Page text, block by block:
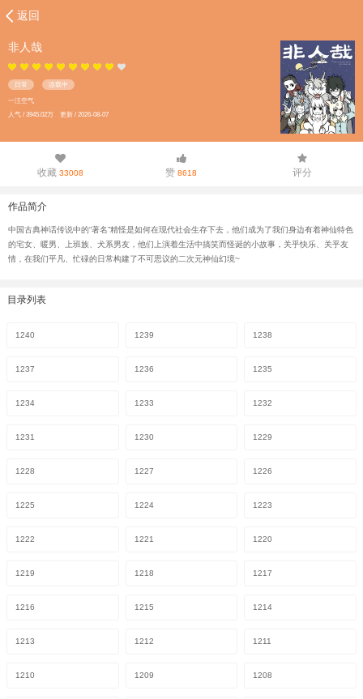
返回
非人哉
日常 连载中
一汪空气
人气 / 3945.02万 更新 / 2026-08-07
收藏 33008 赞 8618 评分
作品简介
中国古典神话传说中的“著名”精怪是如何在现代社会生存下去，他们成为了我们身边有着神仙特色
的宅女、暖男、上班族、犬系男友，他们上演着生活中搞笑而怪诞的小故事，关乎快乐、关乎友
情，在我们平凡、忙碌的日常构建了不可思议的二次元神仙幻境~
目录列表
1240 1239 1238
1237 1236 1235
1234 1233 1232
1231 1230 1229
1228 1227 1226
1225 1224 1223
1222 1221 1220
1219 1218 1217
1216 1215 1214
1213 1212 1211
1210 1209 1208